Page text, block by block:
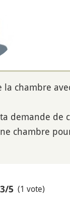
chambre
demande de
chambre
3/5 (1 vote)